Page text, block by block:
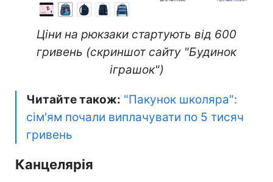
Ціни на рюкзаки стартують від 600
гривень (скриншот сайту "Будинок
іграшок")
Читайте також: "Пакунок школяра":
сім'ям почали виплачувати по 5 тисяч
гривень
Канцелярія